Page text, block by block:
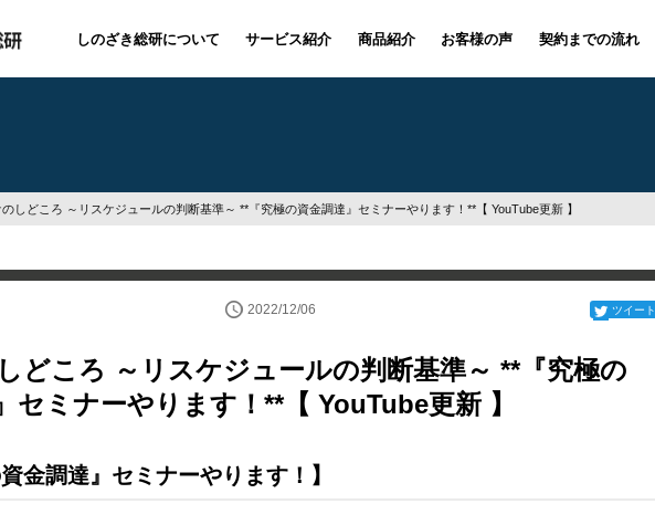
しのざき総研について サービス紹介 商品紹介 お客様の声 契約までの流れ
のしどころ ～リスケジュールの判断基準～ **『究極の資金調達』セミナーやります！**【 YouTube更新 】
2022/12/06 ツイート
どころ ～リスケジュールの判断基準～ **『究極の
セミナーやります！**【 YouTube更新 】
資金調達』セミナーやります！】